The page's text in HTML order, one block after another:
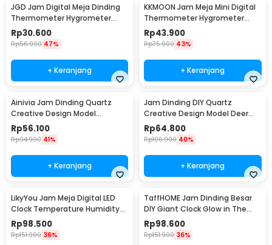
Kelengkapan Produk
2 x Jarum Jam
3 x Busa Angka Jam
3 x Stiker Glow in The Dark Angka Jam
1 x Housing Mesin Jam
1 x Hook Adhesive
JGD Jam Digital Meja Dinding
Thermometer Hygrometer
Sensor - ZL20
Rp30.600
Rp56.900 47%
+ Keranjang
KKMOON Jam Meja Mini Digital
Thermometer Hygrometer
Weather Station - CX220
Rp43.900
Rp75.900 43%
+ Keranjang
Ainivia Jam Dinding Quartz
Creative Design Model
Luminous 30cm - MM61WC
Rp56.100
Rp94.900 41%
+ Keranjang
Jam Dinding DIY Quartz
Creative Design Model Deer
Head 80cm - Q8073
Rp64.800
Rp106.900 40%
+ Keranjang
LikyYou Jam Meja Digital LED
Clock Temperature Humidity
Control - CYP-105
Rp98.500
Rp151.900 36%
TaffHOME Jam Dinding Besar
DIY Giant Clock Glow in The
Dark 90-100cm - DIY-106
Rp98.600
Rp151.900 36%